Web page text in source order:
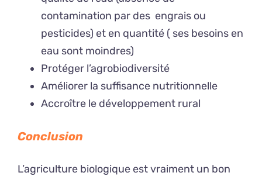
contamination par des engrais ou
pesticides) et en quantité ( ses besoins en
eau sont moindres)
Protéger l’agrobiodiversité
Améliorer la suffisance nutritionnelle
Accroître le développement rural
Conclusion
L’agriculture biologique est vraiment un bon